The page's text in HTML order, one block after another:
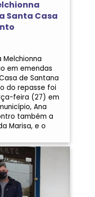
Santa Casa
em emendas
de Santana
do repasse foi
feira (27) em
Ana
também a
Marisa, e o